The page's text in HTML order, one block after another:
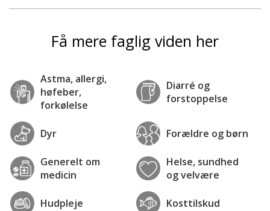
Få mere faglig viden her
Astma, allergi,
høfeber,
forkølelse
Diarré og
forstoppelse
Dyr Forældre og børn
Generelt om
medicin
Helse, sundhed
og velvære
Hudpleje Kosttilskud